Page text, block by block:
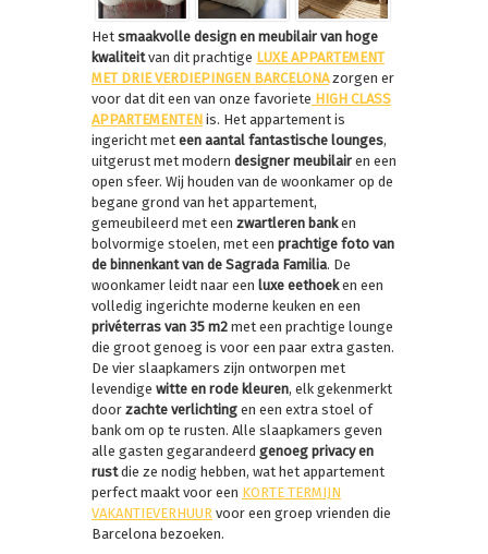
Het smaakvolle design en meubilair van hoge
kwaliteitvan dit prachtige LUXE APPARTEMENT
MET DRIE VERDIEPINGEN BARCELONAzorgen er
voor dat dit een van onze favoriete HIGH CLASS
APPARTEMENTEN is. Het appartement is
ingericht met een aantal fantastische lounges,
uitgerust met modern designer meubilair en een
open sfeer. Wij houden van de woonkamer op de
begane grond van het appartement,
gemeubileerd met een zwartleren banken
bolvormige stoelen, met een prachtige foto van
de binnenkant van de Sagrada Familia. De
woonkamer leidt naar een luxe eethoeken een
volledig ingerichte moderne keuken en een
privéterras van 35 m2 met een prachtige lounge
die groot genoeg is voor een paar extra gasten.
De vier slaapkamers zijn ontworpen met
levendige witte en rode kleuren, elk gekenmerkt
door zachte verlichting en een extra stoel of
bank om op te rusten. Alle slaapkamers geven
alle gasten gegarandeerd genoeg privacy en
rustdie ze nodig hebben, wat het appartement
perfect maakt voor een KORTE TERMIJN
VAKANTIEVERHUUR voor een groep vrienden die
Barcelona bezoeken.